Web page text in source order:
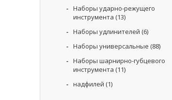
Наборы ударно-режущего
инструмента (13)
Наборы удлинителей (6)
Наборы универсальные (88)
Наборы шарнирно-губцевого
инструмента (11)
надфилей (1)